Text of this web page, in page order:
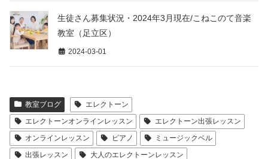
生徒さん募集状況・2024年3月現在/こねこのて音楽
教室（足立区）
2024-03-01
教室ブログ
エレクトーン
エレクトーンオンラインレッスン
エレクトーン出張レッスン
オンラインレッスン
ピアノ
ミュージックベル
出張レッスン
大人のエレクトーンレッスン